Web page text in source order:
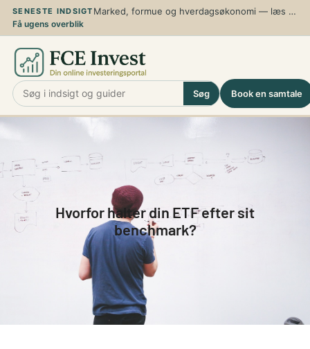
Spring
indhold
SENESTE INDSIGT Marked, formue og hverdagsøkonomi — læs de nyeste analyser, guider og perspektiver
Få ugens overblik
Søg Book en samtale
Hvorfor halter din ETF efter sit
benchmark?